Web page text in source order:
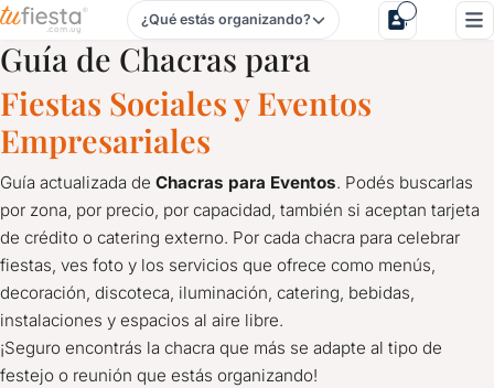
Chacras para Fiestas y Eventos en Canelones
¿Qué estás organizando?
Guía de Chacras para
Fiestas Sociales y Eventos
Empresariales
Guía actualizada de Chacras para Eventos. Podés buscarlas
por zona, por precio, por capacidad, también si aceptan tarjeta
de crédito o catering externo. Por cada chacra para celebrar
fiestas, ves foto y los servicios que ofrece como menús,
decoración, discoteca, iluminación, catering, bebidas,
instalaciones y espacios al aire libre.
¡Seguro encontrás la chacra que más se adapte al tipo de
festejo o reunión que estás organizando!